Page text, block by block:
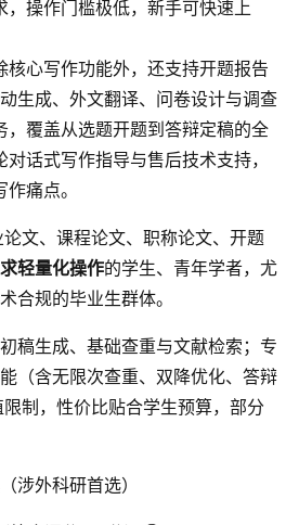
，操作门槛极低，新手可快速上
核心写作功能外，还支持开题报告
生成、外文翻译、问卷设计与调查
，覆盖从选题开题到答辩定稿的全
话式写作指导与售后技术支持，
痛点。
论文、课程论文、职称论文、开题
轻量化操作的学生、青年学者，尤
合规的毕业生群体。
稿生成、基础查重与文献检索；专
（含无限次查重、双降优化、答辩
制，性价比贴合学生预算，部分
涉外科研首选）